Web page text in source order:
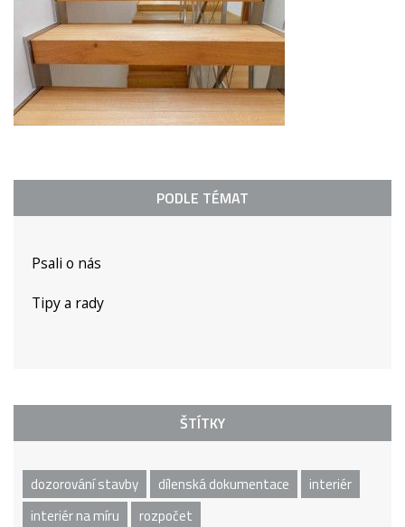
PODLE TÉMAT
Psali o nás
Tipy a rady
ŠTÍTKY
dozorování stavby dílenská dokumentace
interiér
interiér na míru
rozpočet